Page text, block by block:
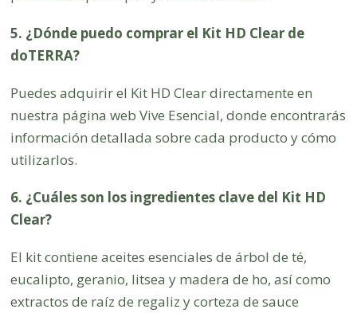
5. ¿Dónde puedo comprar el Kit HD Clear de
doTERRA?
Puedes adquirir el Kit HD Clear directamente en
nuestra página web Vive Esencial, donde encontrarás
información detallada sobre cada producto y cómo
utilizarlos.
6. ¿Cuáles son los ingredientes clave del Kit HD
Clear?
El kit contiene aceites esenciales de árbol de té,
eucalipto, geranio, litsea y madera de ho, así como
extractos de raíz de regaliz y corteza de sauce